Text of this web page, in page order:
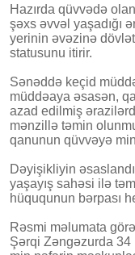
Hazırda qüvvədə
şəxs əvvəl yaşadığı
yerinin əvəzinə
statusunu itirir.
Sənəddə keçid
müddəaya əsasən,
azad edilmiş
mənzillə təmin
qanunun qüvvəyə
Dəyişikliyin
yaşayış sahəsi ilə
hüququnun bərpası
Rəsmi məlumata
Şərqi Zəngəzurda